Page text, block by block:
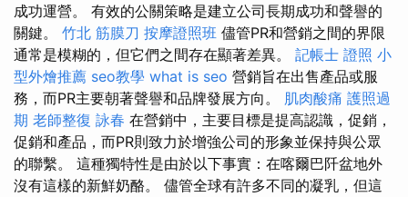
成功運營。 有效的公關策略是建立公司長期成功和聲譽的
關鍵。 竹北 筋膜刀 按摩證照班 儘管PR和營銷之間的界限
通常是模糊的，但它們之間存在顯著差異。 記帳士 證照 小
型外燴推薦 seo教學 what is seo 營銷旨在出售產品或服
務，而PR主要朝著聲譽和品牌發展方向。 肌肉酸痛 護照過
期 老師整復 詠春 在營銷中，主要目標是提高認識，促銷，
促銷和產品，而PR則致力於增強公司的形象並保持與公眾
的聯繫。 這種獨特性是由於以下事實：在喀爾巴阡盆地外
沒有這樣的新鮮奶酪。 儘管全球有許多不同的凝乳，但這